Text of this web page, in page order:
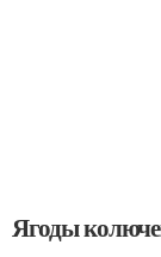
Ягоды